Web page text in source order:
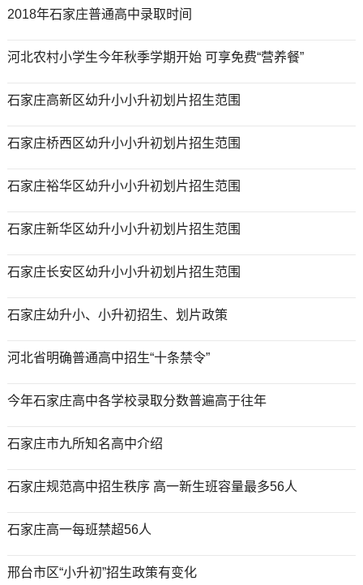
2018年石家庄普通高中录取时间
河北农村小学生今年秋季学期开始 可享免费“营养餐”
石家庄高新区幼升小小升初划片招生范围
石家庄桥西区幼升小小升初划片招生范围
石家庄裕华区幼升小小升初划片招生范围
石家庄新华区幼升小小升初划片招生范围
石家庄长安区幼升小小升初划片招生范围
石家庄幼升小、小升初招生、划片政策
河北省明确普通高中招生“十条禁令”
今年石家庄高中各学校录取分数普遍高于往年
石家庄市九所知名高中介绍
石家庄规范高中招生秩序 高一新生班容量最多56人
石家庄高一每班禁超56人
邢台市区“小升初”招生政策有变化